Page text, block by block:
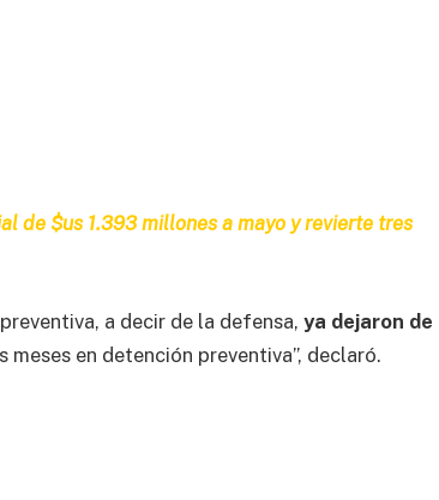
de $us 1.393 millones a mayo y revierte tres
a decir de la defensa, ya dejaron de
meses en detención preventiva”, declaró.